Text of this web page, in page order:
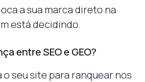
a sua marca direto na
está decidindo.
entre SEO e GEO?
o seu site para ranquear nos